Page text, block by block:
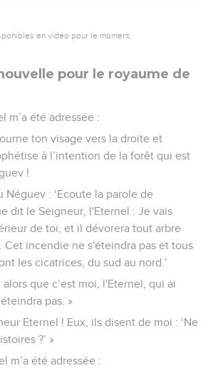
en vidéo pour le moment.
pour le royaume de
m’a été adressée :
ton visage vers la droite et
à l’intention de la forêt qui est
!
Néguev : ‘Ecoute la parole de
dit le Seigneur, l'Eternel : Je vais
de toi, et il dévorera tout arbre
Cet incendie ne s'éteindra pas et tous
les cicatrices, du sud au nord.’
que c’est moi, l'Eternel, qui ai
pas. »
Eternel ! Eux, ils disent de moi : ‘Ne
?’ »
m’a été adressée :